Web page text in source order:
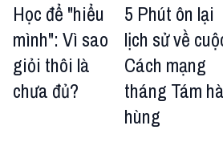
Học để "hiểu
mình": Vì sao
giỏi thôi là
chưa đủ?
5 Phút ôn lại
lịch sử về
Cách mạng
tháng Tám
hùng